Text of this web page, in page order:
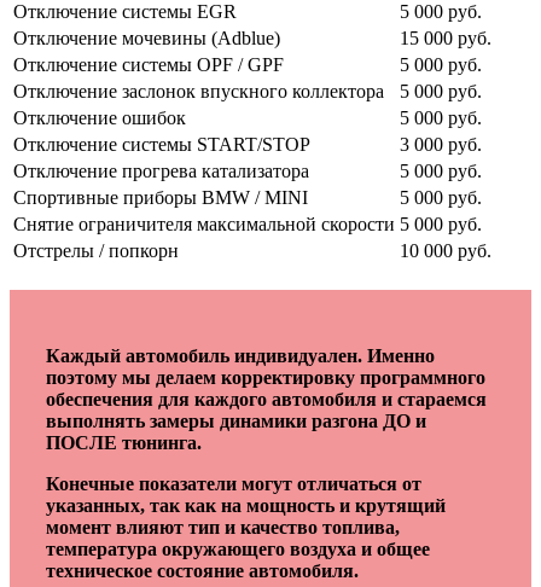
Отключение системы EGR
5 000 руб.
Отключение мочевины (Adblue)
15 000 руб.
Отключение системы OPF / GPF
5 000 руб.
Отключение заслонок впускного коллектора
5 000 руб.
Отключение ошибок
5 000 руб.
Отключение системы START/STOP
3 000 руб.
Отключение прогрева катализатора
5 000 руб.
Спортивные приборы BMW / MINI
5 000 руб.
Снятие ограничителя максимальной скорости 5 000 руб.
Отстрелы / попкорн
10 000 руб.
Каждый автомобиль индивидуален. Именно
поэтому мы делаем корректировку программного
обеспечения для каждого автомобиля и стараемся
выполнять замеры динамики разгона ДО и
ПОСЛЕ тюнинга.
Конечные показатели могут отличаться от
указанных, так как на мощность и крутящий
момент влияют тип и качество топлива,
температура окружающего воздуха и общее
техническое состояние автомобиля.